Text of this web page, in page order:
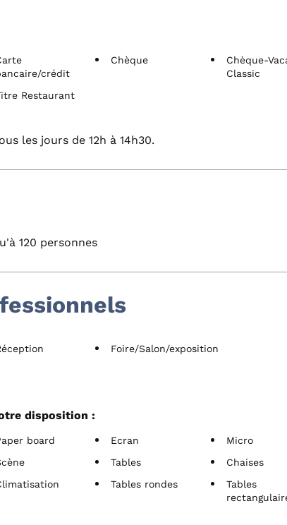
crédit
Chèque
Chèque-
Classic
Restaurant
les jours de 12h à 14h30.
120 personnes
Foire/Salon/exposition
disposition :
board Ecran
Micro
Tables
Chaises
Tables rondes
Tables